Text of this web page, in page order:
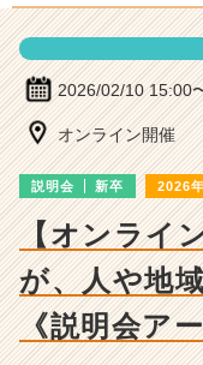
成
2026/02/10 15:00
オンライン開催
説明会 新卒 2026
【オンライ
が、人や地
《説明会ア